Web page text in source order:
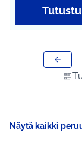
Tutustu
Näytä kaikki